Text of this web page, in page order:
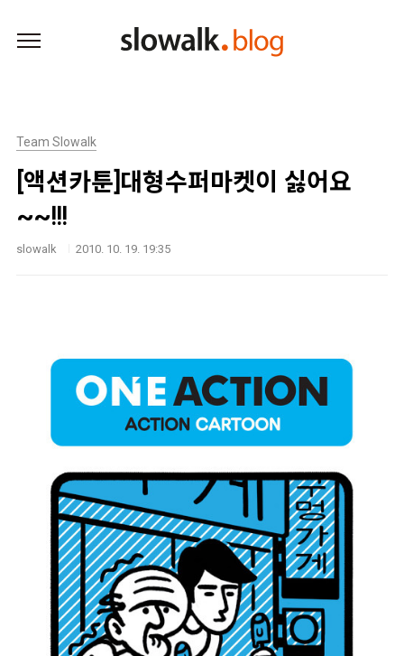
Team Slowalk
[액션카툰]대형수퍼마켓이 싫어요
~~!!!
slowalk 2010. 10. 19. 19:35